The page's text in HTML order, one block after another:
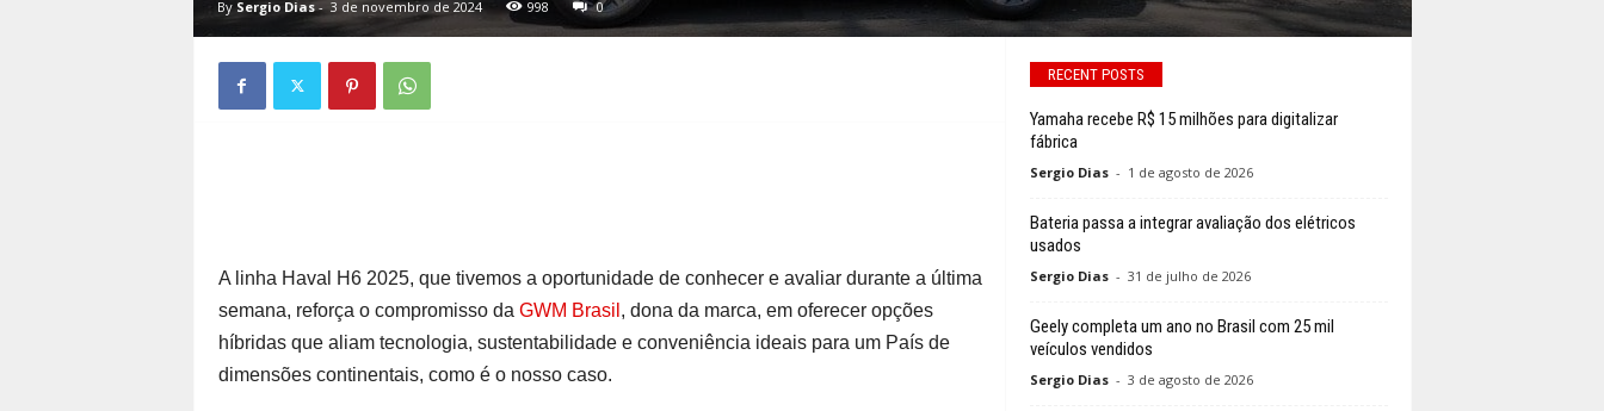
By Sergio Dias- 3 de novembro de 2024 998 0
A linha Haval H6 2025, que tivemos a oportunidade de conhecer e avaliar durante a última
semana, reforça o compromisso da GWM Brasil , dona da marca, em oferecer opções
híbridas que aliam tecnologia, sustentabilidade e conveniência ideais para um País de
dimensões continentais, como é o nosso caso.
RECENT POSTS
Yamaha recebe R$ 15 milhões para digitalizar
fábrica
Sergio Dias - 1 de agosto de 2026
Bateria passa a integrar avaliação dos elétricos
usados
Sergio Dias - 31 de julho de 2026
Geely completa um ano no Brasil com 25 mil
veículos vendidos
Sergio Dias - 3 de agosto de 2026